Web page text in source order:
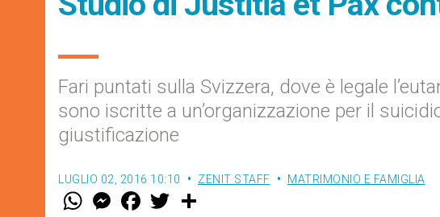
Fari puntati sulla Svizzera, dove è legale
sono iscritte a un’organizzazione per il
giustificazione
LUGLIO 02, 2016 10:10 ZENIT STAFF MATRIMONIO E FAMIGLIA
W M
e
F
a w